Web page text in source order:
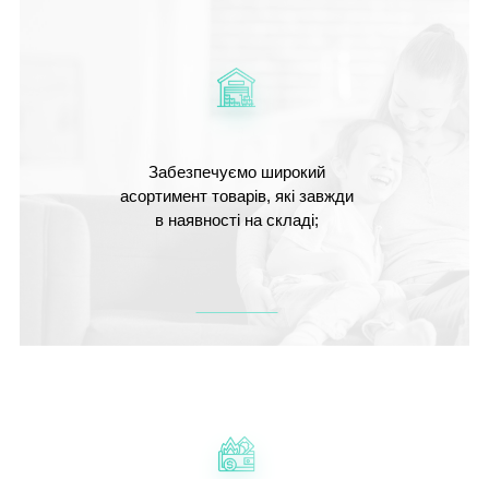
Забезпечуємо широкий
асортимент товарів, які завжди
в наявності на складі;